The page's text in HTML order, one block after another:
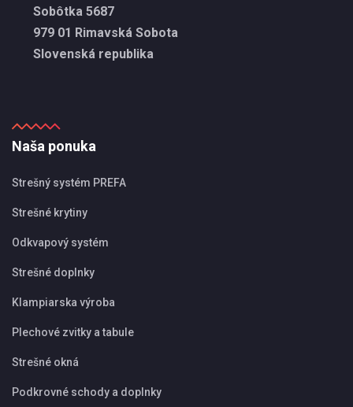
Sobôtka 5687
979 01 Rimavská Sobota
Slovenská republika
Naša ponuka
Strešný systém PREFA
Strešné krytiny
Odkvapový systém
Strešné doplnky
Klampiarska výroba
Plechové zvitky a tabule
Strešné okná
Podkrovné schody a doplnky